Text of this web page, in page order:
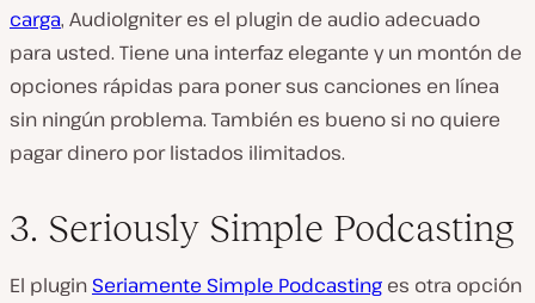
carga, AudioIgniter es el plugin de audio adecuado
para usted. Tiene una interfaz elegante y un montón de
opciones rápidas para poner sus canciones en línea
sin ningún problema. También es bueno si no quiere
pagar dinero por listados ilimitados.
3. Seriously Simple Podcasting
El plugin Seriamente Simple Podcasting es otra opción